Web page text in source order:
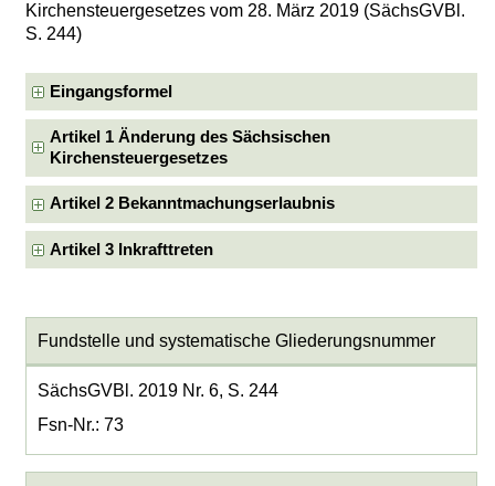
Kirchensteuergesetzes vom 28. März 2019 (SächsGVBl.
S. 244)
Eingangsformel
Artikel 1 Änderung des Sächsischen
Kirchensteuergesetzes
Artikel 2 Bekanntmachungserlaubnis
Artikel 3 Inkrafttreten
Fundstelle und systematische Gliederungsnummer
SächsGVBl. 2019 Nr. 6, S. 244
Fsn-Nr.: 73